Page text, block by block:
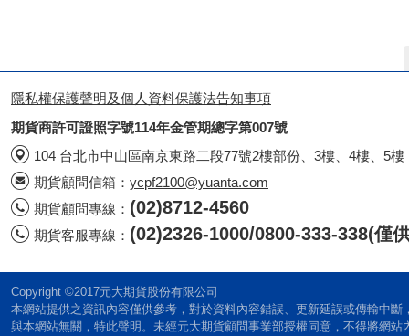
隱私權保護聲明及個人資料保護法告知事項
期貨商許可證照字號114年金管期總字第007號
104 台北市中山區南京東路二段77號2樓部份、3樓、4樓、5樓
期貨顧問信箱： ycpf2100@yuanta.com
期貨顧問專線： (02)8712-4560
期貨客服專線： (02)2326-1000/0800-333-338(僅
Copyright ©2017元大期貨股份有限公司
本網站提供之資訊內容僅供參考，對於資料內容錯誤、更新延誤或傳輸中
與本網站無關，特此聲明。未經元大期貨顧問事業部授權同意，不得將網站